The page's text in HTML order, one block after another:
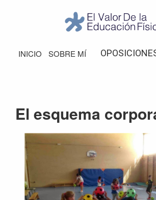
navegación
principal
Valor
de
INICIO SOBRE MÍ
El esquema